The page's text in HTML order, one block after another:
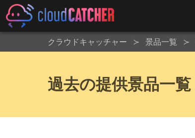
クラウドキャッチャー 景品一覧
過去の提供景品一覧